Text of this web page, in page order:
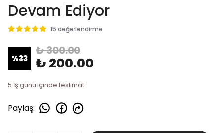
Devam Ediyor
15 değerlendirme
%33
₺ 300.00
₺ 200.00
5 İş günü içinde teslimat
Paylaş: